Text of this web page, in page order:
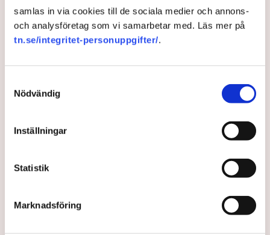
samlas in via cookies till de sociala medier och annons-
och analysföretag som vi samarbetar med. Läs mer på
tn.se/integritet-personuppgifter/.
Nödvändig
Inställningar
Statistik
Marknadsföring
4 years ago | Av: TT
Mammor: Skjutningarna är
en nationell kris